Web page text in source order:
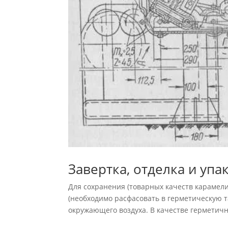
Завертка, отделка и
Для сохранения (товарных качеств
(необходимо расфасовать в герметическую
окружающего воздуха. В каче­стве